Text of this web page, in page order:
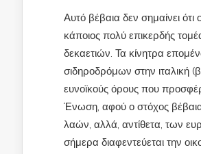
Αυτό βέβαια δεν σημαίνει
κάποιος πολύ επικερδής
δεκαετιών. Τα κίνητρα
σιδηροδρόμων στην ιταλική
ευνοϊκούς όρους που
Ένωση, αφού ο στόχος βέβαια
λαών, αλλά, αντίθετα, των
σήμερα διαφεντεύεται την